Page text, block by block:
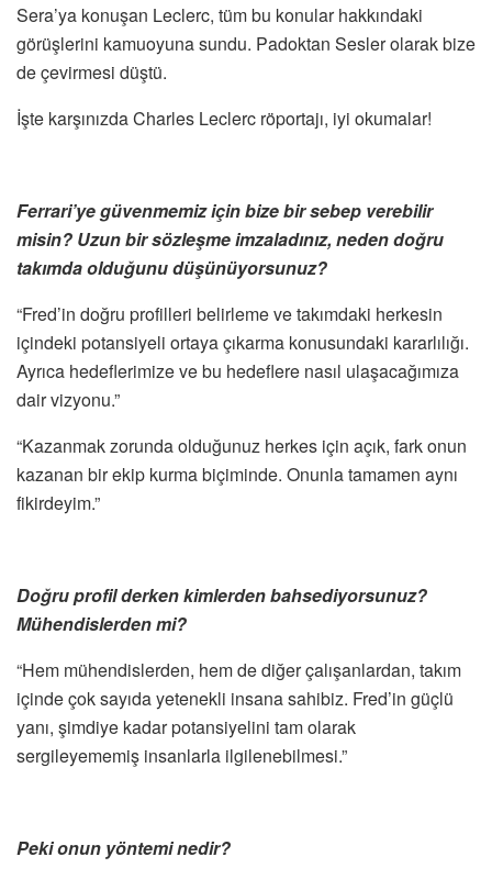
Sera’ya konuşan Leclerc, tüm bu konular hakkındaki
görüşlerini kamuoyuna sundu. Padoktan Sesler olarak bize
de çevirmesi düştü.
İşte karşınızda Charles Leclerc röportajı, iyi okumalar!
Ferrari’ye güvenmemiz için bize bir sebep verebilir
misin? Uzun bir sözleşme imzaladınız, neden doğru
takımda olduğunu düşünüyorsunuz?
“Fred’in doğru profilleri belirleme ve takımdaki herkesin
içindeki potansiyeli ortaya çıkarma konusundaki kararlılığı.
Ayrıca hedeflerimize ve bu hedeflere nasıl ulaşacağımıza
dair vizyonu.”
“Kazanmak zorunda olduğunuz herkes için açık, fark onun
kazanan bir ekip kurma biçiminde. Onunla tamamen aynı
fikirdeyim.”
Doğru profil derken kimlerden bahsediyorsunuz?
Mühendislerden mi?
“Hem mühendislerden, hem de diğer çalışanlardan, takım
içinde çok sayıda yetenekli insana sahibiz. Fred’in güçlü
yanı, şimdiye kadar potansiyelini tam olarak
sergileyememiş insanlarla ilgilenebilmesi.”
Peki onun yöntemi nedir?